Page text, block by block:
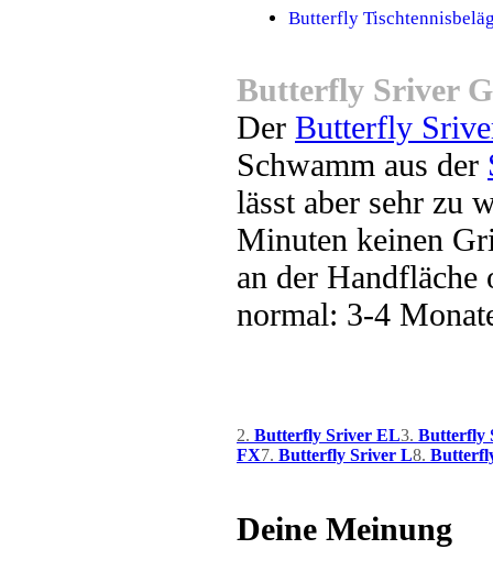
Butterfly
Butterfly Sriver
Der Butterfly
Schwamm aus der
lässt aber sehr zu
Minuten keinen
an der
normal: 3-4
2. Butterfly Sriver EL3. Butterfly
FX7. Butterfly Sriver L8.
Deine Meinung